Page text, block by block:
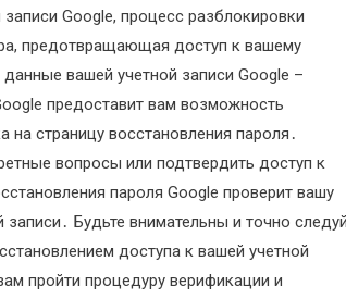
Google, процесс разблокировки
предотвращающая доступ к вашему
вашей учетной записи Google –
предоставит вам возможность
на страницу восстановления пароля․
вопросы или подтвердить доступ к
пароля Google проверит вашу
Будьте внимательны и точно
доступа к вашей учетной
пройти процедуру верификации и